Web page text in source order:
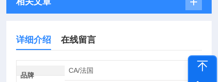
详细介绍 在线留言
品牌
CA/法国